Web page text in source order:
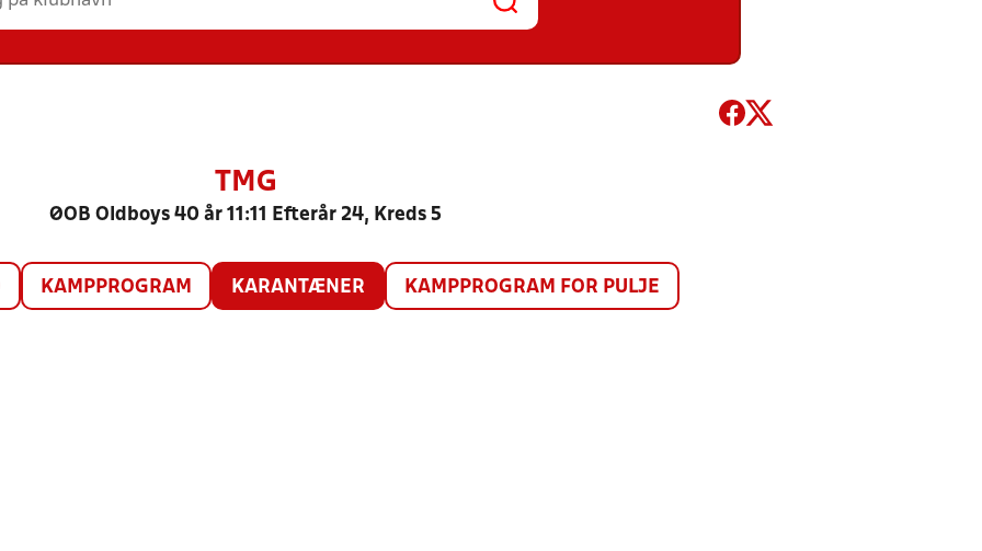
TMG
ØOB Oldboys 40 år 11:11 Efterår 24, Kreds 5
KAMPPROGRAM KARANTÆNER KAMPPROGRAM FOR PULJE